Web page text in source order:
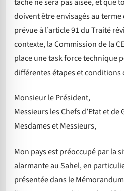
doivent être envisagés au
prévue à l’article 91 du Traité
contexte, la Commission de la
place une task force technique
différentes étapes et conditions
Monsieur le Président,
Messieurs les Chefs d’Etat et
Mesdames et Messieurs,
Mon pays est préoccupé par la
alarmante au Sahel, en
présentée dans le